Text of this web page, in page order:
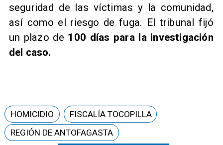
seguridad de las víctimas y la comunidad,
así como el riesgo de fuga. El tribunal fijó
un plazo de 100 días para la investigación
del caso.
HOMICIDIO
FISCALÍA TOCOPILLA
REGIÓN DE ANTOFAGASTA